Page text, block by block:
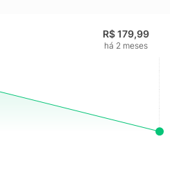
R$ 179,99
há 2 meses